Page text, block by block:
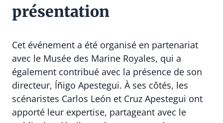
présentation
Cet événement a été organisé en partenariat
avec le Musée des Marine Royales, qui a
également contribué avec la présence de son
directeur, Íñigo Apestegui. À ses côtés, les
scénaristes Carlos León et Cruz Apestegui ont
apporté leur expertise, partageant avec le